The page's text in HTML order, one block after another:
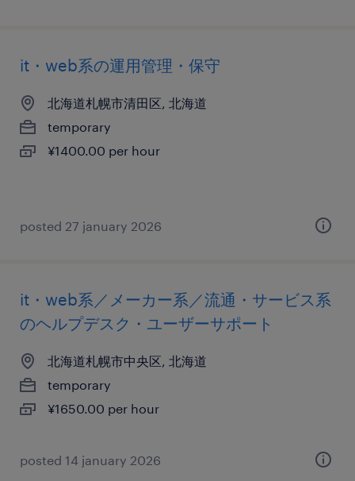
it・web系の運用管理・保守
北海道札幌市清田区, 北海道
temporary
¥1400.00 per hour
posted 27 january 2026
it・web系／メーカー系／流通・サービス系
のヘルプデスク・ユーザーサポート
北海道札幌市中央区, 北海道
temporary
¥1650.00 per hour
posted 14 january 2026